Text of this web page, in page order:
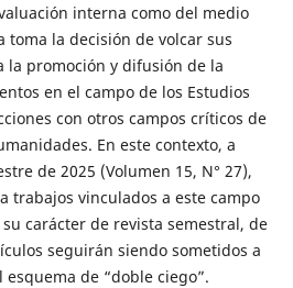
interna como del medio
toma la decisión de volcar sus
la promoción y difusión de la
en el campo de los Estudios
con otros campos críticos de
En este contexto, a
de 2025 (Volumen 15, N° 27),
trabajos vinculados a este campo
carácter de revista semestral, de
seguirán siendo sometidos a
de “doble ciego”.